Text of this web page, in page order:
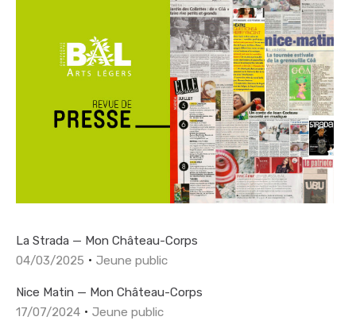
La Strada — Mon Château-Corps
04/03/2025
Jeune public
Nice Matin — Mon Château-Corps
17/07/2024
Jeune public